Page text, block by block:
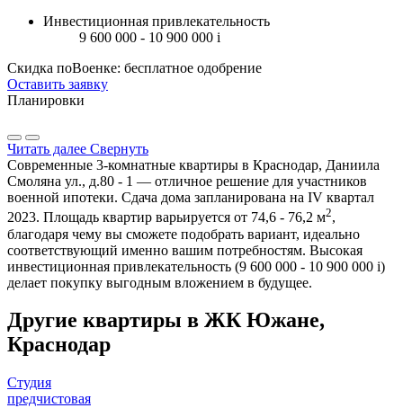
Инвестиционная привлекательность
9 600 000 - 10 900 000 i
Скидка поВоенке: бесплатное одобрение
Оставить заявку
Планировки
Читать далее Свернуть
Современные 3-комнатные квартиры в Краснодар, Даниила
Смоляна ул., д.80 - 1 — отличное решение для участников
военной ипотеки. Сдача дома запланирована на IV квартал
2023. Площадь квартир варьируется от 74,6 - 76,2 м2,
благодаря чему вы сможете подобрать вариант, идеально
соответствующий именно вашим потребностям. Высокая
инвестиционная привлекательность (9 600 000 - 10 900 000 i)
делает покупку выгодным вложением в будущее.
Другие квартиры в ЖК Южане,
Краснодар
Студия
предчистовая